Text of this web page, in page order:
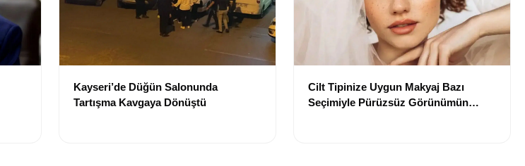
Kayseri’de Düğün Salonunda
Tartışma Kavgaya Dönüştü
Cilt Tipinize Uygun Makyaj Bazı
Seçimiyle Pürüzsüz Görünümün